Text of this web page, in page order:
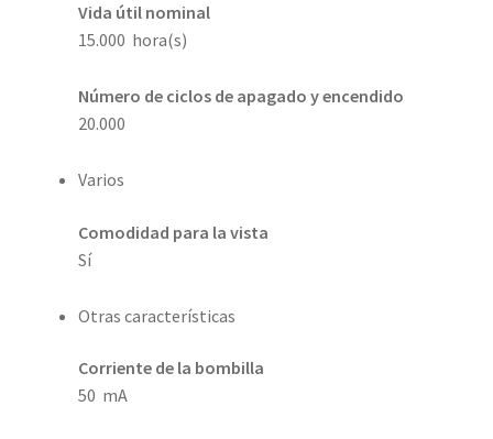
Vida útil nominal
15.000 hora(s)
Número de ciclos de apagado y encendido
20.000
Varios
Comodidad para la vista
Sí
Otras características
Corriente de la bombilla
50 mA